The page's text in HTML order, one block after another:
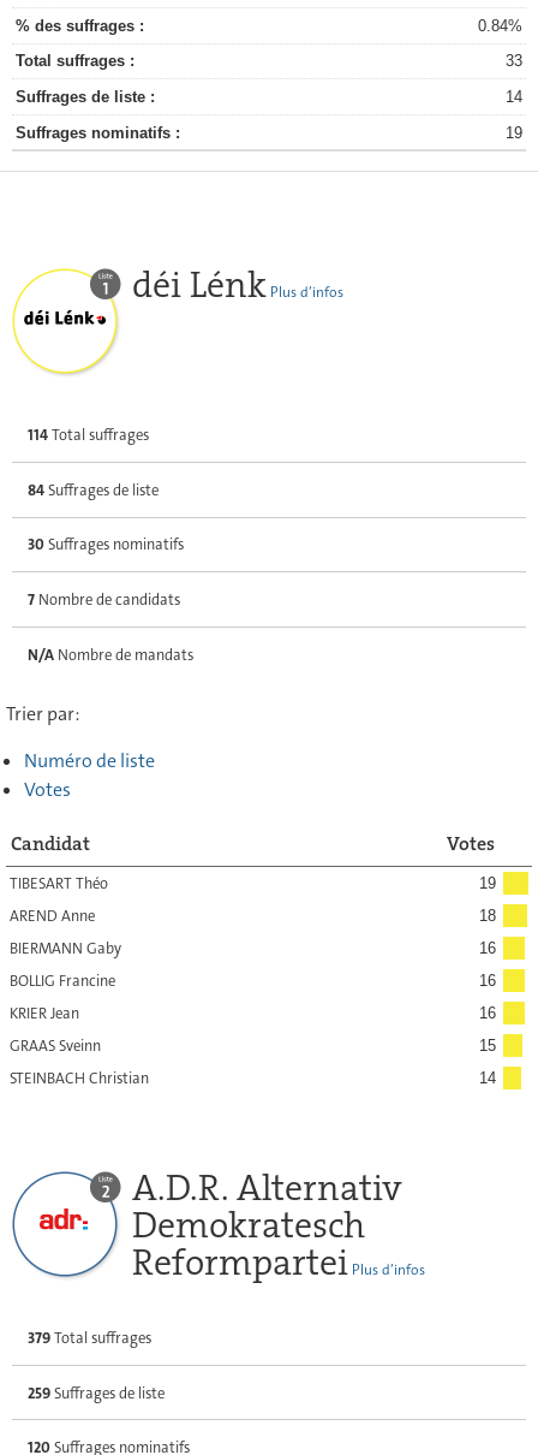
0.84%
33
14
19
déi Lénk Plus d’infos
114Total suffrages
84Suffrages de liste
30Suffrages nominatifs
7Nombre de candidats
N/ANombre de mandats
Trier par:
Numéro de liste
Votes
Candidat Votes
TIBESART Théo 19
AREND Anne 18
BIERMANN Gaby 16
BOLLIG Francine 16
KRIER Jean 16
GRAAS Sveinn 15
STEINBACH Christian 14
A.D.R. Alternativ
Demokratesch
Reformpartei Plus d’infos
379Total suffrages
259Suffrages de liste
120Suffrages nominatifs